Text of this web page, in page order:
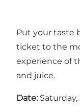
Put your taste
ticket to the
experience of
and juice.
Date: Saturday,